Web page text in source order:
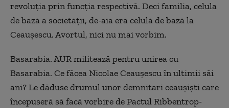
revoluția prin funcția respectivă. Deci familia, celula
de bază a societății, de-aia era celulă de bază la
Ceaușescu. Avortul, nici nu mai vorbim.
Basarabia. AUR militează pentru unirea cu
Basarabia. Ce făcea Nicolae Ceaușescu în ultimii săi
ani? Le dăduse drumul unor demnitari ceaușiști care
începuseră să facă vorbire de Pactul Ribbentrop-